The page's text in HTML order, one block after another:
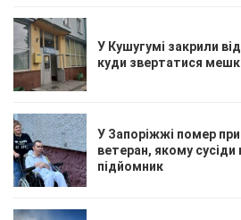
У Кушугумі закрили
куди звертатися
У Запоріжжі помер
ветеран, якому
підйомник